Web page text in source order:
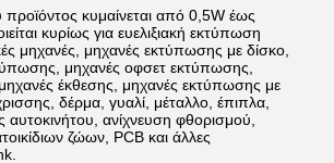
κυμαίνεται από 0,5W έως
κυρίως για ευελιξιακή εκτύπωση
μηχανές, μηχανές εκτύπωσης με δίσκο,
μηχανές οφσετ εκτύπωσης,
έκθεσης, μηχανές εκτύπωσης με
δέρμα, γυαλί, μέταλλο, έπιπλα,
ανίχνευση φθορισμού,
ζώων, PCB και άλλες